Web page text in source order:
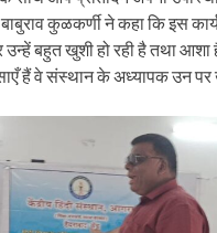
कुळकर्णी ने कहा कि इस
बहुत खुशी हो रही है तथा आशा
हैं वे संस्थान के अध्यापक उन